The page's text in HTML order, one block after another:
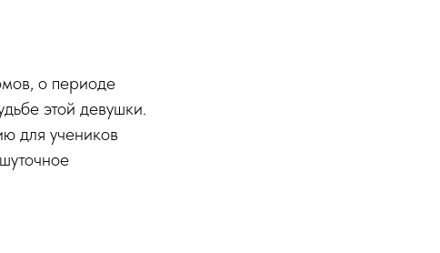
о периоде
этой девушки.
для учеников